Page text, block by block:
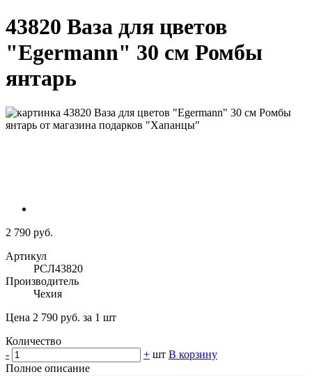
43820 Ваза для цветов
"Egermann" 30 см Ромбы
янтарь
2 790 руб.
Артикул
РСЛ43820
Производитель
Чехия
Цена 2 790 руб. за 1 шт
Количество
-
+ шт В корзину
Полное описание